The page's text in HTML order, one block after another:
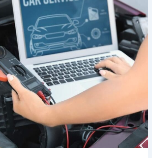
الخبر
–
الدمام
–
المنطقة
الشرقية